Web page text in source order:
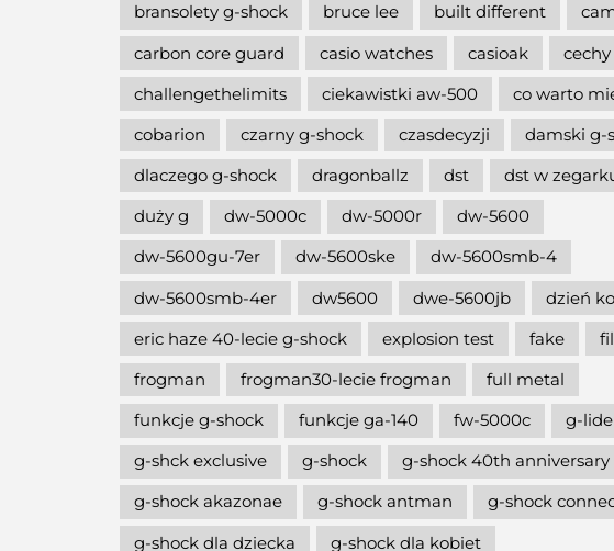
bransolety g-shock
bruce lee built different
carbon core guard
casio watches casioak
challengethelimits
ciekawistki aw-500
co warto
cobarion
czarny g-shock czasdecyzji
damski g-
dlaczego g-shock
dragonballz dst
dst w
duży g
dw-5000c dw-5000r
dw-5600
dw-5600gu-7er
dw-5600ske
dw-5600smb-4
dw-5600smb-4er
dw5600 dwe-5600jb
dzień
eric haze 40-lecie g-shock
explosion test fake
frogman
frogman30-lecie frogman
full metal
funkcje g-shock
funkcje ga-140 fw-5000c
g-lide
g-shck exclusive
g-shock
g-shock 40th anniversary
g-shock akazonae
g-shock antman
g-shock
g-shock dla dziecka
g-shock dla kobiet